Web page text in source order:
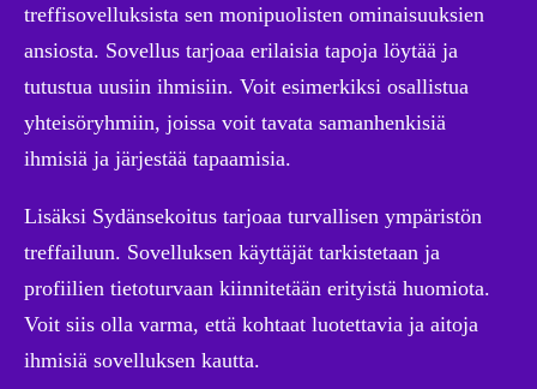
treffisovelluksista sen monipuolisten ominaisuuksien
ansiosta. Sovellus tarjoaa erilaisia tapoja löytää ja
tutustua uusiin ihmisiin. Voit esimerkiksi osallistua
yhteisöryhmiin, joissa voit tavata samanhenkisiä
ihmisiä ja järjestää tapaamisia.
Lisäksi Sydänsekoitus tarjoaa turvallisen ympäristön
treffailuun. Sovelluksen käyttäjät tarkistetaan ja
profiilien tietoturvaan kiinnitetään erityistä huomiota.
Voit siis olla varma, että kohtaat luotettavia ja aitoja
ihmisiä sovelluksen kautta.